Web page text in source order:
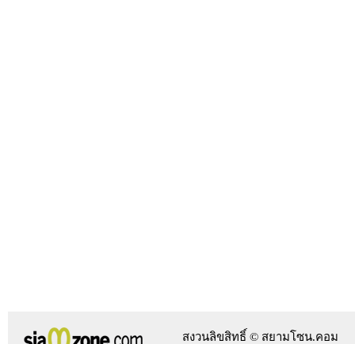
สงวนลิขสิทธิ์ © สยามโซน.คอม